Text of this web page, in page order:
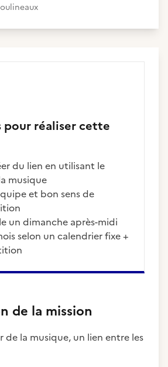
pour réaliser cette
musique
selon un calendrier fixe +
de la mission
de la musique, un lien entre les